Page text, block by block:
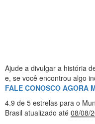
Ajude a divulgar a história
e, se você encontrou algo
FALE CONOSCO AGORA
4.9 de 5 estrelas para o
Brasil atualizado até 08/08/